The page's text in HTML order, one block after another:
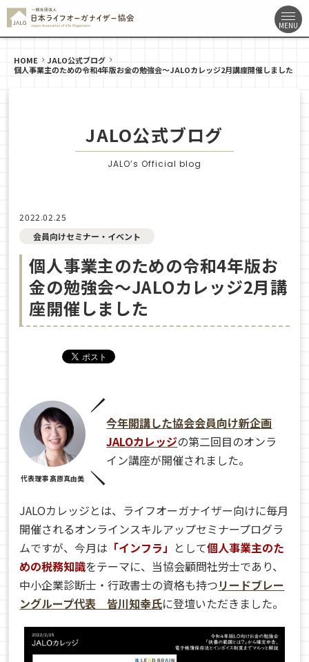
HOME
JALO公式ブログ
個人事業主のための令和4年版お金の勉強会〜JALOカレッジ2月講座開催しました
JALO公式ブログ
JALO’s Official blog
2022.02.25
会員向けセミナー・イベント
個人事業主のための令和4年版お
金の勉強会〜JALOカレッジ2月講
座開催しました
代表理事 髙原真由美
今年開講した協会会員向け新企画
JALOカレッジの第二回目のオンラ
イン講座が開催されました。
JALOカレッジとは、 ライフオーガナイザー向けに毎月
開催されるオンラインスキルアップセミナープログラ
ムですが、今月は 「インフラ」 として個人事業主のた
めの税務知識をテーマに、 当協会顧問社労士であり、
中小企業診断士・行政書士の資格も持つリードブレー
ングループ代表 皆川知幸氏に登壇いただきました。